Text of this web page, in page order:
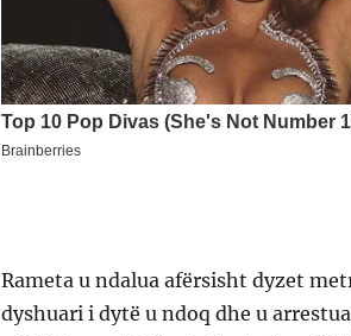
Rameta u ndalua afërsisht dyzet
dyshuari i dytë u ndoq dhe u